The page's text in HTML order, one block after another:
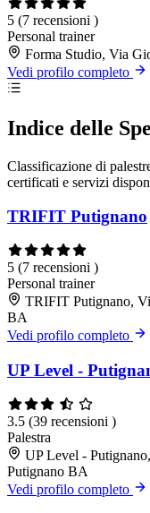
5 (7 recensioni )
Personal trainer
Forma Studio, Via
Vedi profilo completo
Indice delle
Classificazione di
certificati e servizi
TRIFIT Putignano
5 (7 recensioni )
Personal trainer
TRIFIT Putignano,
BA
Vedi profilo completo
UP Level -
3.5 (39 recensioni )
Palestra
UP Level -
Putignano BA
Vedi profilo completo